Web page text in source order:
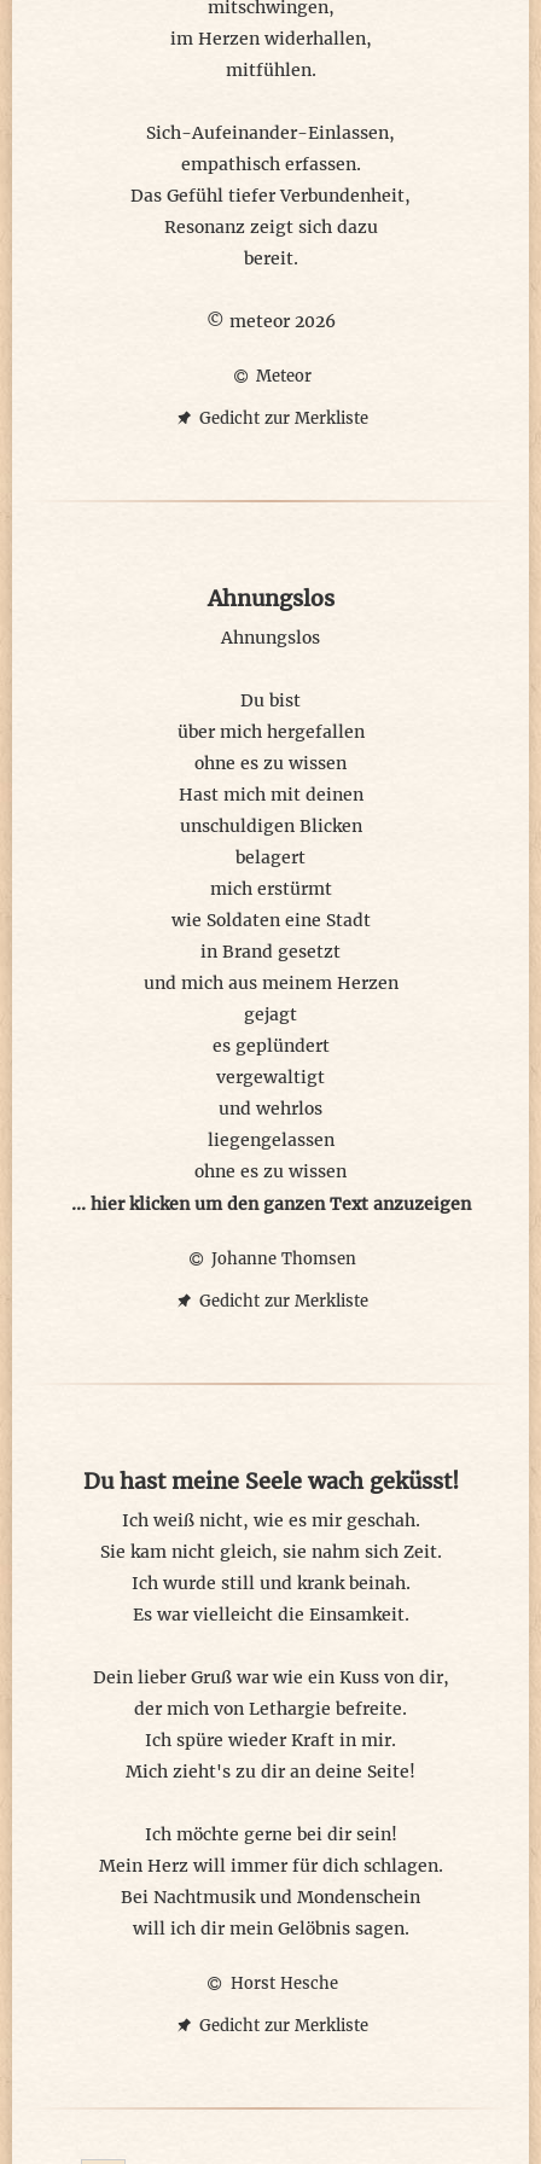
Deshalb "was wäre, wenn ..." is just blowing in the wind!
Gerne akzeptiere ich dafür alle meine Narben...
Und wer weiss, was die Zukunft hält noch für einen
offen?
Was wäre, wenn ... du weißt nicht hinter welcher Tür ...
du wirst noch von manch Erstaunlichem direkt ins Herz
getroffen ...?
© meteor 2024
mitschwingen,
im Herzen widerhallen,
mitfühlen.
Sich-Aufeinander-Einlassen,
empathisch erfassen.
Das Gefühl tiefer Verbundenheit,
Resonanz zeigt sich dazu
bereit.
© meteor 2026
Meteor
Gedicht zur Merkliste
Ahnungslos
Ahnungslos
Du bist
über mich hergefallen
ohne es zu wissen
Hast mich mit deinen
unschuldigen Blicken
belagert
mich erstürmt
wie Soldaten eine Stadt
in Brand gesetzt
und mich aus meinem Herzen
gejagt
es geplündert
vergewaltigt
und wehrlos
liegengelassen
ohne es zu wissen
mit deinen Worten
auch mit den
ohne mich
immer tiefer
bis auf den Grund
meines Herzens
ergreifst es
hältst es an
setzt es wieder ein
setzt es wieder in Gang
und ahnst von all dem nichts
geliebt
ohne es zu wissen
greife ich in dich
und werfe dich
um mich
um dich
zu wachsen
... hier klicken um den ganzen Text anzuzeigen
Johanne Thomsen
Gedicht zur Merkliste
Du hast meine Seele wach geküsst!
Ich weiß nicht, wie es mir geschah.
Sie kam nicht gleich, sie nahm sich Zeit.
Ich wurde still und krank beinah.
Es war vielleicht die Einsamkeit.
Dein lieber Gruß war wie ein Kuss von dir,
der mich von Lethargie befreite.
Ich spüre wieder Kraft in mir.
Mich zieht's zu dir an deine Seite!
Ich möchte gerne bei dir sein!
Mein Herz will immer für dich schlagen.
Bei Nachtmusik und Mondenschein
will ich dir mein Gelöbnis sagen.
Horst Hesche
Gedicht zur Merkliste